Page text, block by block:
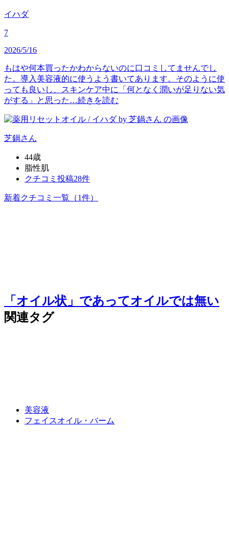
イハダ
7
2026/5/16
もはや何本買ったかわからないのに口コミしてませんでし
た。導入美容液的に使うよう書いてあります。そのように使
っても良いし、スキンケア中に「何となく潤いが足りない気
がする」と思った…続きを読む
芝鍋さん
44歳
脂性肌
クチコミ投稿28件
新着クチコミ一覧 （1件）
「オイル状」であってオイルでは無い
関連タグ
美容液
フェイスオイル・バーム